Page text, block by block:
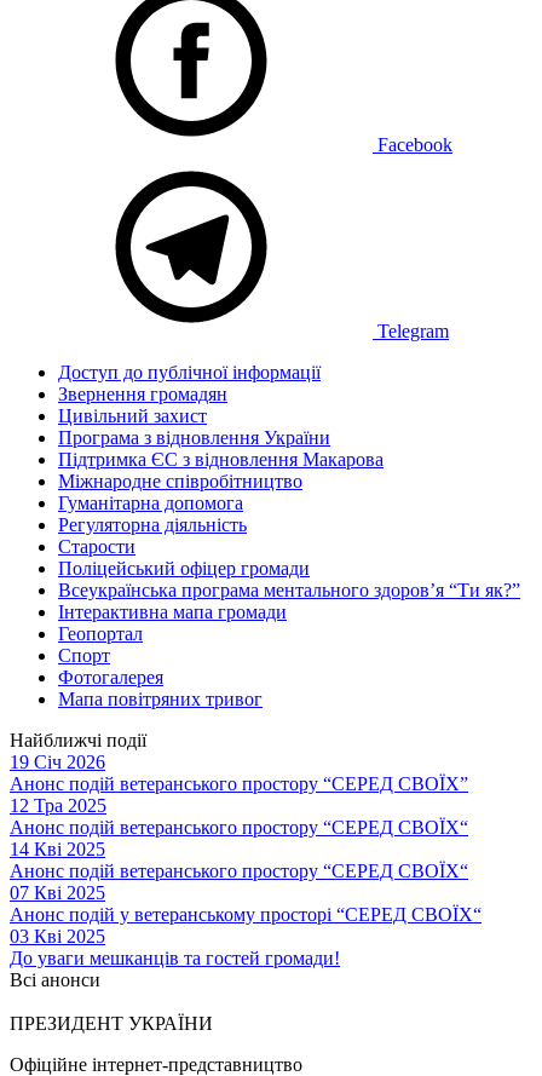
Facebook
Telegram
Доступ до публічної інформації
Звернення громадян
Цивільний захист
Програма з відновлення України
Підтримка ЄС з відновлення Макарова
Міжнародне співробітництво
Гуманітарна допомога
Регуляторна діяльність
Старости
Поліцейський офіцер громади
Всеукраїнська програма ментального здоров’я “Ти як?”
Інтерактивна мапа громади
Геопортал
Спорт
Фотогалерея
Мапа повітряних тривог
Найближчі події
19 Січ 2026
Анонс подій ветеранського простору “СЕРЕД СВОЇХ”
12 Тра 2025
Анонс подій ветеранського простору “СЕРЕД СВОЇХ“
14 Кві 2025
Анонс подій ветеранського простору “СЕРЕД СВОЇХ“
07 Кві 2025
Анонс подій у ветеранському просторі “СЕРЕД СВОЇХ“
03 Кві 2025
До уваги мешканців та гостей громади!
Всі анонси
ПРЕЗИДЕНТ УКРАЇНИ
Офіційне інтернет-представництво